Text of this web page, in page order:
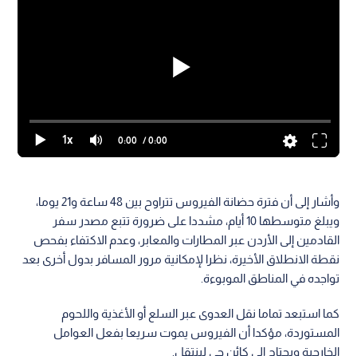
1x 0:00 / 0:00
وأشار إلى أن فترة حضانة الفيروس تتراوح بين 48 ساعة و21 يوما،
ويبلغ متوسطها 10 أيام، مشددا على ضرورة تتبع مصدر سفر
القادمين إلى الأردن عبر المطارات والمعابر، وعدم الاكتفاء بفحص
نقطة الانطلاق الأخيرة، نظرا لإمكانية مرور المسافر بدول أخرى بعد
تواجده في المناطق الموبوءة.
كما استبعد تماما نقل العدوى عبر السلع أو الأغذية واللحوم
المستوردة، مؤكدا أن الفيروس يموت سريعا بفعل العوامل
الخارجية ويحتاج إلى كائن حي لينتقل.